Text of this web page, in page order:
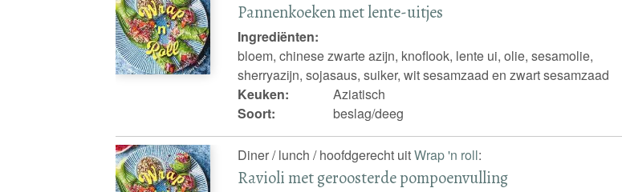
Pannenkoeken met lente-uitjes
Ingrediënten:
bloem, chinese zwarte azijn, knoflook, lente ui, olie, sesamolie,
sherryazijn, sojasaus, suiker, wit sesamzaad en zwart sesamzaad
Keuken:
Aziatisch
Soort:
beslag/deeg
Diner / lunch / hoofdgerecht uitWrap 'n roll:
Ravioli met geroosterde pompoenvulling